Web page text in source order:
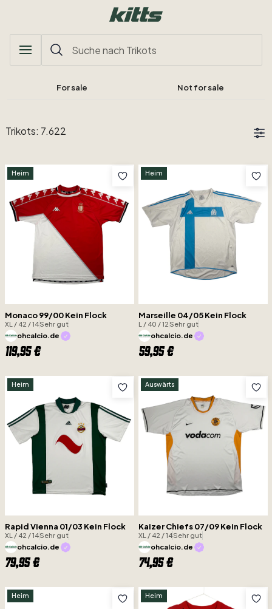
For sale Not for sale
Trikots: 7.622
Heim
Monaco 99/00 Kein Flock
XL / 42 / 14Sehr gut
ohcalcio.de
119,95 €
Heim
Marseille 04/05 Kein Flock
L / 40 / 12 Sehr gut
ohcalcio.de
59,95 €
Heim
Rapid Vienna 01/03 Kein Flock
XL / 42 / 14Sehr gut
ohcalcio.de
79,95 €
Auswärts
Kaizer Chiefs 07/09 Kein Flock
XL / 42 / 14Sehr gut
ohcalcio.de
74,95 €
Heim Heim